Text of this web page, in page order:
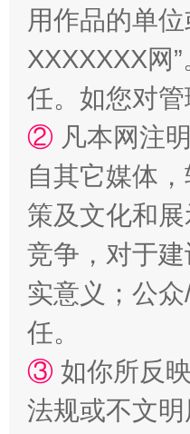
国家大学科技园优
扯下公款旅游的“
用作品的单
XXXXXXX网
任。如您对
② 凡本网注
自其它媒体
策及文化和
竞争，对于
实意义；公
任。
③ 如你所反
法规或不文